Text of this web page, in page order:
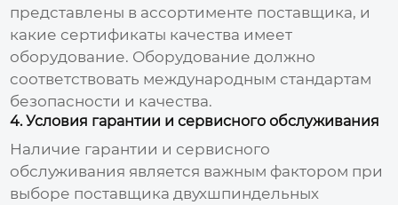
представлены в ассортименте поставщика, и
какие сертификаты качества имеет
оборудование. Оборудование должно
соответствовать международным стандартам
безопасности и качества.
4. Условия гарантии и сервисного обслуживания
Наличие гарантии и сервисного
обслуживания является важным фактором при
выборе поставщика двухшпиндельных